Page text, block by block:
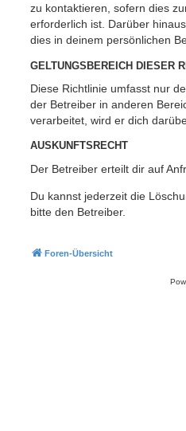
zu kontaktieren, sofern dies
erforderlich ist. Darüber
dies in deinem persönlichen
GELTUNGSBEREICH DIESER
Diese Richtlinie umfasst nur
der Betreiber in anderen
verarbeitet, wird er dich
AUSKUNFTSRECHT
Der Betreiber erteilt dir auf
Du kannst jederzeit die
bitte den Betreiber.
Foren-Übersicht